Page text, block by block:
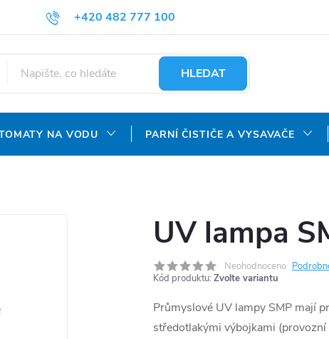
+420 482 777 100
objednavky@agroaquapro.cz
U NÁS? DOPRAVA A PLATBA
HLEDAT
NA VODU PARNÍ ČISTIČE A VYSAVAČE
UV lampa
Neohodnoceno
Kód produktu: Zvolte variantu
Průmyslové UV lampy SMP mají
středotlakými výbojkami (provozní